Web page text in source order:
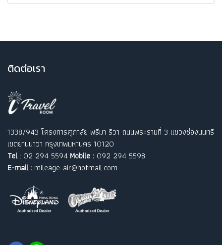
ติดต่อเรา
1338/943 โครงการศุภาลัย พรีมา ริวา ถนนพระรามที่ 3 แขวงช่องนนทรี
เขตยานนาวา กรุงเทพมหานคร 10120
Tel: 02 294 5594 Mobile : 092 294 5598
E-mail : mileage-air@hotmail.com